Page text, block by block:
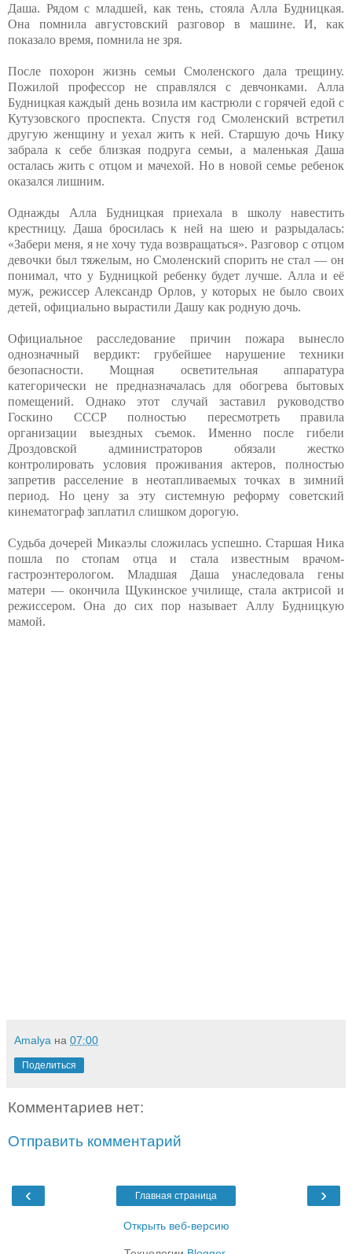
Даша. Рядом с младшей, как тень, стояла Алла Будницкая.
Она помнила августовский разговор в машине. И, как
показало время, помнила не зря.
После похорон жизнь семьи Смоленского дала трещину.
Пожилой профессор не справлялся с девчонками. Алла
Будницкая каждый день возила им кастрюли с горячей едой с
Кутузовского проспекта. Спустя год Смоленский встретил
другую женщину и уехал жить к ней. Старшую дочь Нику
забрала к себе близкая подруга семьи, а маленькая Даша
осталась жить с отцом и мачехой. Но в новой семье ребенок
оказался лишним.
Однажды Алла Будницкая приехала в школу навестить
крестницу. Даша бросилась к ней на шею и разрыдалась:
«Забери меня, я не хочу туда возвращаться». Разговор с отцом
девочки был тяжелым, но Смоленский спорить не стал — он
понимал, что у Будницкой ребенку будет лучше. Алла и её
муж, режиссер Александр Орлов, у которых не было своих
детей, официально вырастили Дашу как родную дочь.
Официальное расследование причин пожара вынесло
однозначный вердикт: грубейшее нарушение техники
безопасности. Мощная осветительная аппаратура
категорически не предназначалась для обогрева бытовых
помещений. Однако этот случай заставил руководство
Госкино СССР полностью пересмотреть правила
организации выездных съемок. Именно после гибели
Дроздовской администраторов обязали жестко
контролировать условия проживания актеров, полностью
запретив расселение в неотапливаемых точках в зимний
период. Но цену за эту системную реформу советский
кинематограф заплатил слишком дорогую.
Судьба дочерей Микаэлы сложилась успешно. Старшая Ника
пошла по стопам отца и стала известным врачом-
гастроэнтерологом. Младшая Даша унаследовала гены
матери — окончила Щукинское училище, стала актрисой и
режиссером. Она до сих пор называет Аллу Будницкую
мамой.
Amalya на 07:00
Поделиться
Комментариев нет:
Отправить комментарий
‹ ›
Главная страница
Открыть веб-версию